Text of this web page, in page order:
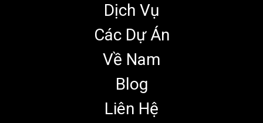
Dịch Vụ
Các Dự Án
Về Nam
Blog
Liên Hệ